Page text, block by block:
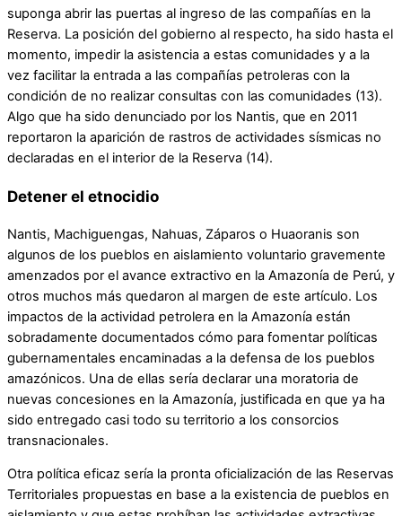
suponga abrir las puertas al ingreso de las compañías en la
Reserva. La posición del gobierno al respecto, ha sido hasta el
momento, impedir la asistencia a estas comunidades y a la
vez facilitar la entrada a las compañías petroleras con la
condición de no realizar consultas con las comunidades (13).
Algo que ha sido denunciado por los Nantis, que en 2011
reportaron la aparición de rastros de actividades sísmicas no
declaradas en el interior de la Reserva (14).
Detener el etnocidio
Nantis, Machiguengas, Nahuas, Záparos o Huaoranis son
algunos de los pueblos en aislamiento voluntario gravemente
amenzados por el avance extractivo en la Amazonía de Perú, y
otros muchos más quedaron al margen de este artículo. Los
impactos de la actividad petrolera en la Amazonía están
sobradamente documentados cómo para fomentar políticas
gubernamentales encaminadas a la defensa de los pueblos
amazónicos. Una de ellas sería declarar una moratoria de
nuevas concesiones en la Amazonía, justificada en que ya ha
sido entregado casi todo su territorio a los consorcios
transnacionales.
Otra política eficaz sería la pronta oficialización de las Reservas
Territoriales propuestas en base a la existencia de pueblos en